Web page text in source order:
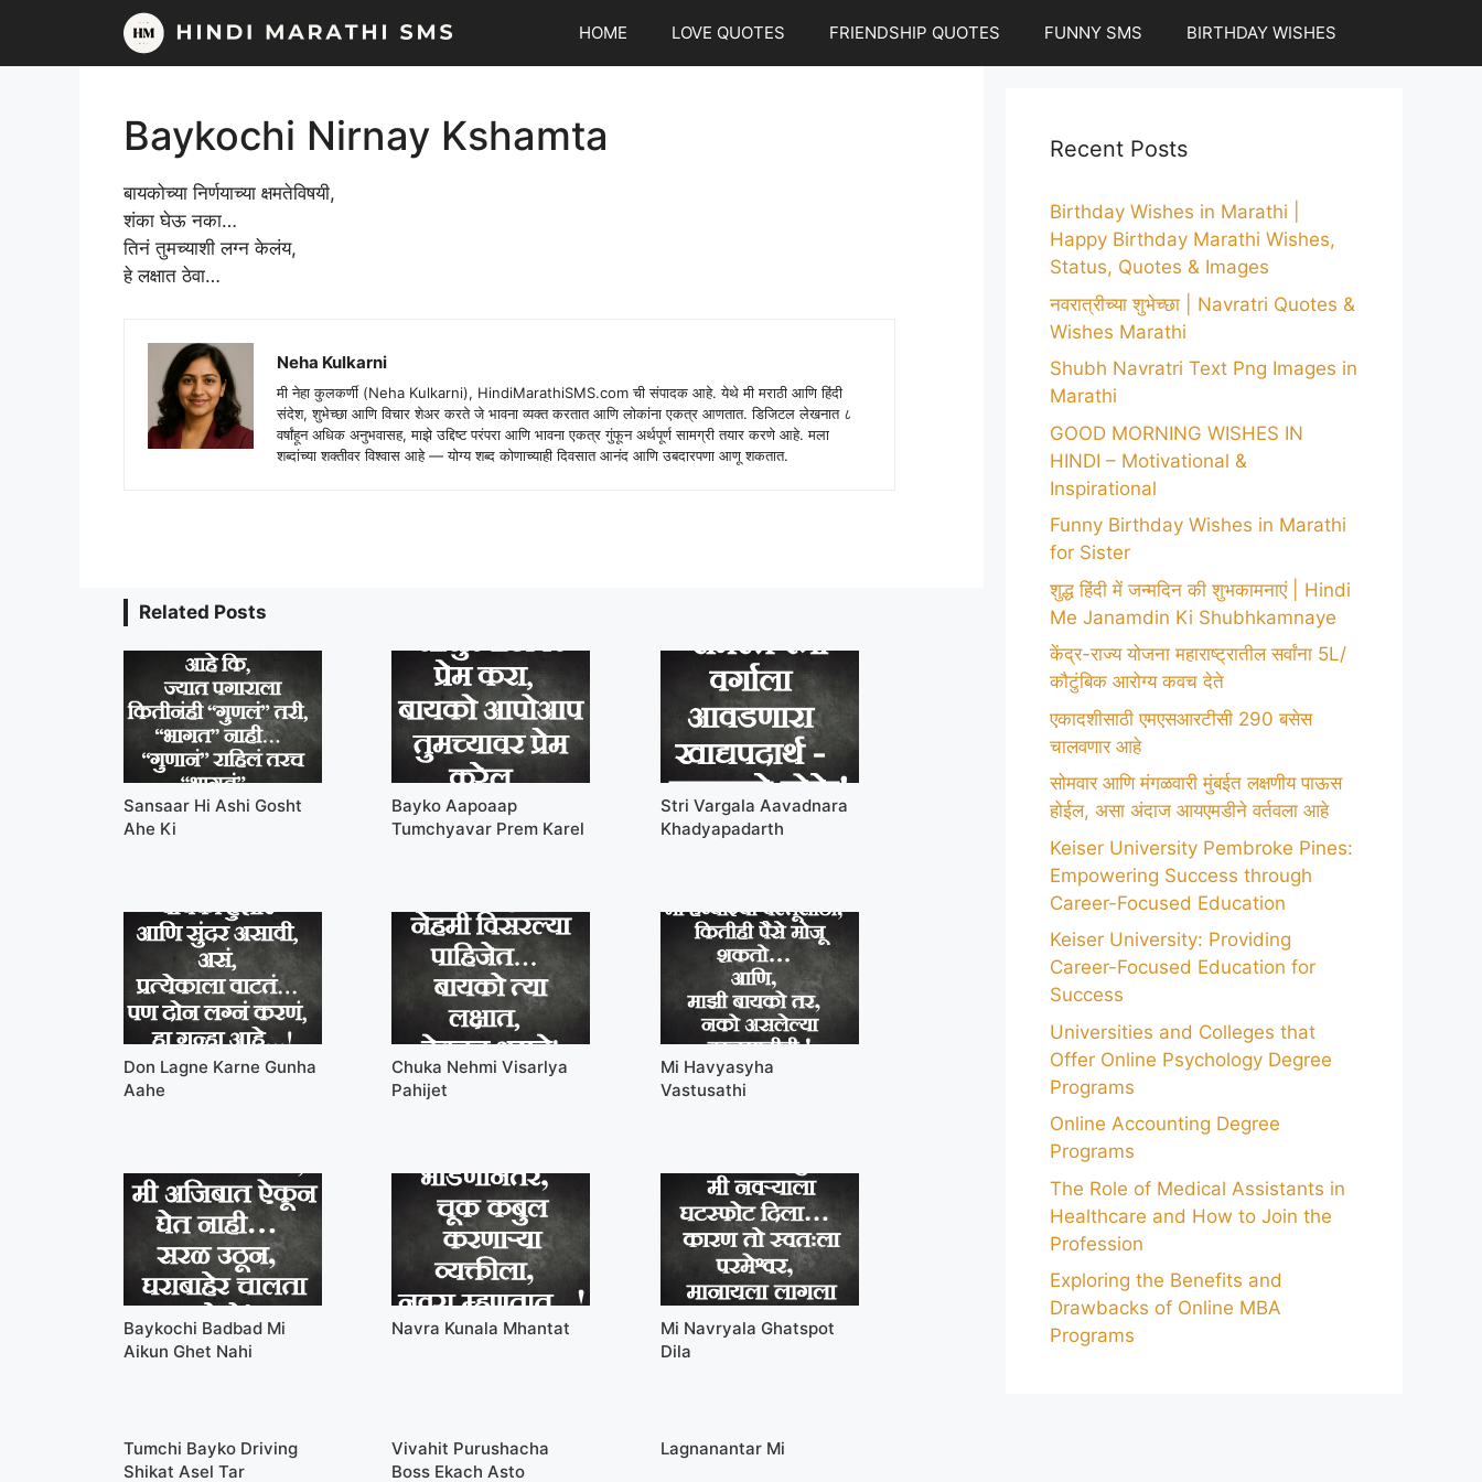
content
HOME LOVE QUOTES FRIENDSHIP QUOTES FUNNY SMS BIRTHDAY WISHES
Baykochi Nirnay Kshamta
बायकोच्या निर्णयाच्या क्षमतेविषयी,
शंका घेऊ नका…
तिनं तुमच्याशी लग्न केलंय,
हे लक्षात ठेवा…
Neha Kulkarni
मी नेहा कुलकर्णी (Neha Kulkarni), HindiMarathiSMS.com ची संपादक आहे. येथे मी मराठी आणि हिंदी
संदेश, शुभेच्छा आणि विचार शेअर करते जे भावना व्यक्त करतात आणि लोकांना एकत्र आणतात. डिजिटल लेखनात ८
वर्षांहून अधिक अनुभवासह, माझे उद्दिष्ट परंपरा आणि भावना एकत्र गुंफून अर्थपूर्ण सामग्री तयार करणे आहे. मला
शब्दांच्या शक्तीवर विश्वास आहे — योग्य शब्द कोणाच्याही दिवसात आनंद आणि उबदारपणा आणू शकतात.
Related Posts
Sansaar Hi Ashi Gosht
Ahe Ki
Bayko Aapoaap
Tumchyavar Prem Karel
Stri Vargala Aavadnara
Khadyapadarth
Don Lagne Karne Gunha
Aahe
Chuka Nehmi Visarlya
Pahijet
Mi Havyasyha
Vastusathi
Baykochi Badbad Mi
Aikun Ghet Nahi
Navra Kunala Mhantat
Mi Navryala Ghatspot
Dila
Tumchi Bayko Driving
Shikat Asel Tar
Vivahit Purushacha
Boss Ekach Asto
Lagnanantar Mi
Recent Posts
Birthday Wishes in Marathi |
Happy Birthday Marathi Wishes,
Status, Quotes & Images
नवरात्रीच्या शुभेच्छा | Navratri Quotes &
Wishes Marathi
Shubh Navratri Text Png Images in
Marathi
GOOD MORNING WISHES IN
HINDI – Motivational &
Inspirational
Funny Birthday Wishes in Marathi
for Sister
शुद्ध हिंदी में जन्मदिन की शुभकामनाएं | Hindi
Me Janamdin Ki Shubhkamnaye
केंद्र-राज्य योजना महाराष्ट्रातील सर्वांना 5L/
कौटुंबिक आरोग्य कवच देते
एकादशीसाठी एमएसआरटीसी 290 बसेस
चालवणार आहे
सोमवार आणि मंगळवारी मुंबईत लक्षणीय पाऊस
होईल, असा अंदाज आयएमडीने वर्तवला आहे
Keiser University Pembroke Pines:
Empowering Success through
Career-Focused Education
Keiser University: Providing
Career-Focused Education for
Success
Universities and Colleges that
Offer Online Psychology Degree
Programs
Online Accounting Degree
Programs
The Role of Medical Assistants in
Healthcare and How to Join the
Profession
Exploring the Benefits and
Drawbacks of Online MBA
Programs